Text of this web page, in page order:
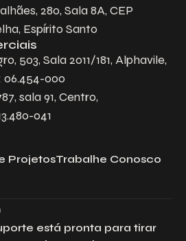
280, Sala 8A, CEP
Espírito Santo
503, Sala 2011/181, Alphavile,
06.454-000
sala 91, Centro,
041
ProjetosTrabalhe Conosco
está pronta para tirar
da Bepex.